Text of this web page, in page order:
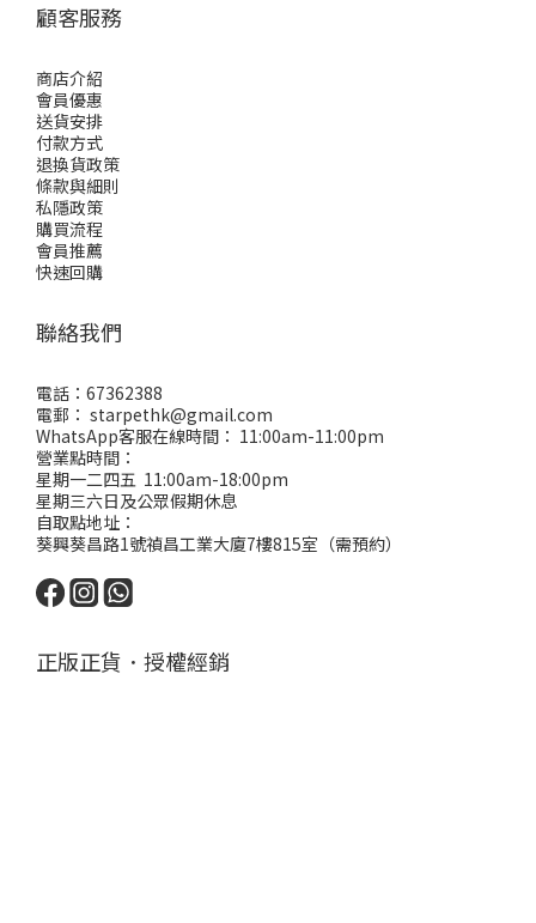
顧客服務
商店介紹
會員優惠
送貨安排
付款方式
退換貨政策
條款與細則
私隱政策
購買流程
會員推薦
快速回購
聯絡我們
電話：67362388
電郵： starpethk@gmail.com
WhatsApp客服在線時間： 11:00am-11:00pm
營業點時間：
星期一二四五 11:00am-18:00pm
星期三六日及公眾假期休息
自取點地址：
葵興葵昌路1號禎昌工業大廈7樓815室（需預約）
正版正貨．授權經銷